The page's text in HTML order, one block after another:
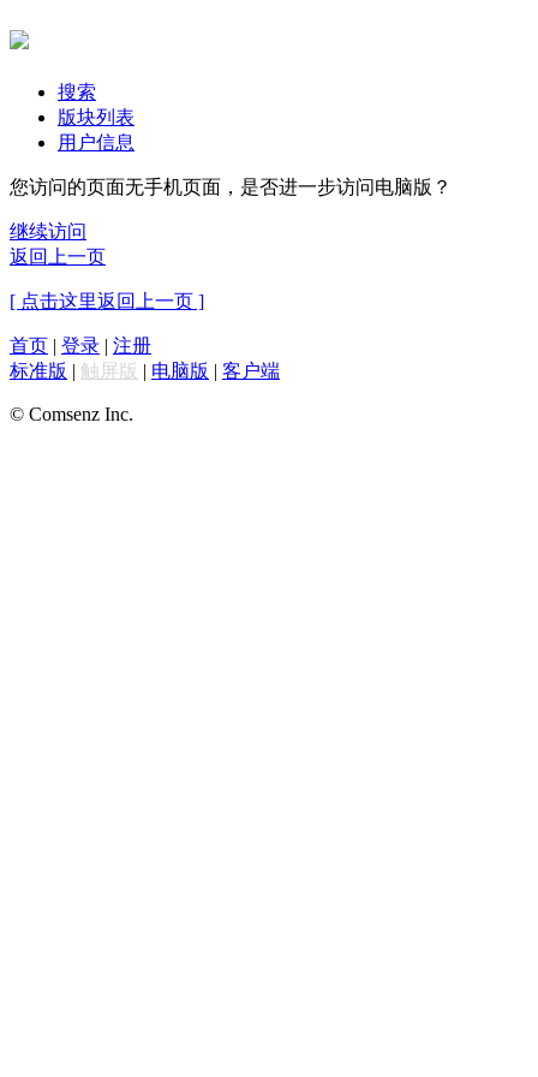
搜索
版块列表
用户信息
您访问的页面无手机页面，是否进一步访问电脑版？
继续访问
返回上一页
[ 点击这里返回上一页 ]
首页 | 登录 | 注册
标准版 | 触屏版 | 电脑版 | 客户端
© Comsenz Inc.